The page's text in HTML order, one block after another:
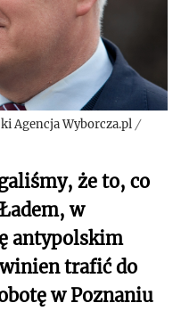
Agencja Wyborcza.pl /
że to, co
w
antypolskim
trafić do
w Poznaniu